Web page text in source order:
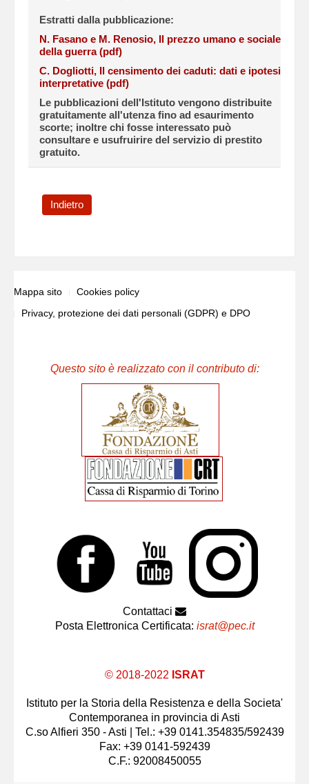
Estratti dalla pubblicazione:
N. Fasano e M. Renosio, Il prezzo umano e sociale
della guerra (pdf)
C. Dogliotti, Il censimento dei caduti: dati e ipotesi
interpretative (pdf)
Le pubblicazioni dell'Istituto vengono distribuite
gratuitamente all'utenza fino ad esaurimento
scorte; inoltre chi fosse interessato può
consultare e usufruirire del servizio di prestito
gratuito.
Indietro
Mappa sito
Cookies policy
Privacy, protezione dei dati personali (GDPR) e DPO
Questo sito è realizzato con il contributo di:
Contattaci
Posta Elettronica Certificata: israt@pec.it
© 2018-2022 ISRAT
Istituto per la Storia della Resistenza e della Societa'
Contemporanea in provincia di Asti
C.so Alfieri 350 - Asti | Tel.: +39 0141.354835/592439
Fax: +39 0141-592439
C.F.: 92008450055